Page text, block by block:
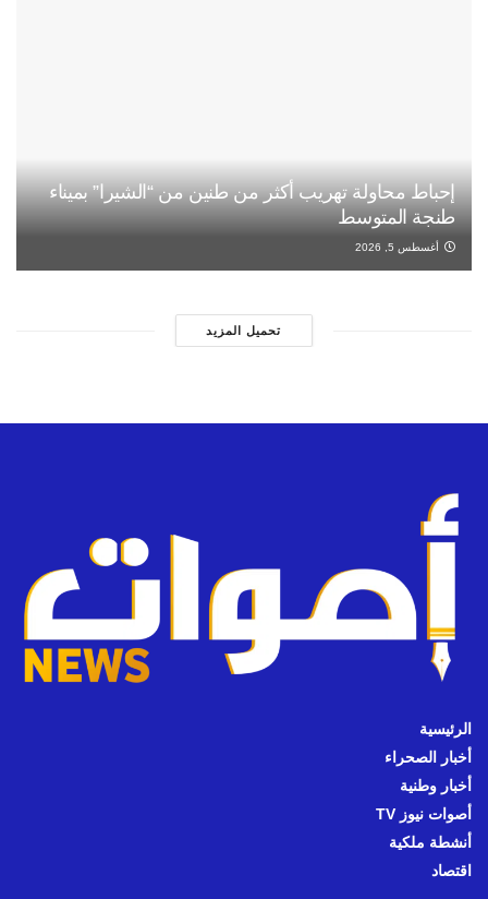
إحباط محاولة تهريب أكثر من طنين من “الشيرا” بميناء
طنجة المتوسط
أغسطس 5, 2026
تحميل المزيد
الرئيسية
أخبار الصحراء
أخبار وطنية
أصوات نيوز TV
أنشطة ملكية
اقتصاد